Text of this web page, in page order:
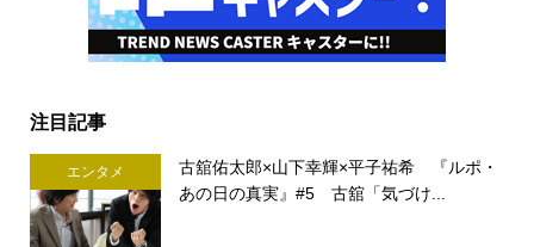
注目記事
エンタメ
古舘佑太郎×山下幸輝×平子祐希 『ルポ・
あの日の真実』#5 古舘「気づけ...